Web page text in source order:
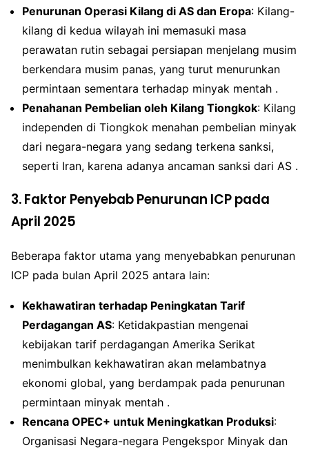
Penurunan Operasi Kilang di AS dan Eropa: Kilang-
kilang di kedua wilayah ini memasuki masa
perawatan rutin sebagai persiapan menjelang musim
berkendara musim panas, yang turut menurunkan
permintaan sementara terhadap minyak mentah .
Penahanan Pembelian oleh Kilang Tiongkok: Kilang
independen di Tiongkok menahan pembelian minyak
dari negara-negara yang sedang terkena sanksi,
seperti Iran, karena adanya ancaman sanksi dari AS .
3. Faktor Penyebab Penurunan ICP pada
April 2025
Beberapa faktor utama yang menyebabkan penurunan
ICP pada bulan April 2025 antara lain:
Kekhawatiran terhadap Peningkatan Tarif
Perdagangan AS: Ketidakpastian mengenai
kebijakan tarif perdagangan Amerika Serikat
menimbulkan kekhawatiran akan melambatnya
ekonomi global, yang berdampak pada penurunan
permintaan minyak mentah .
Rencana OPEC+ untuk Meningkatkan Produksi:
Organisasi Negara-negara Pengekspor Minyak dan